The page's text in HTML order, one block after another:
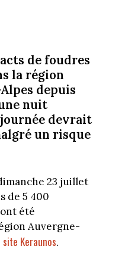
de foudres
la région
depuis
nuit
devrait
un risque
23 juillet
de 5 400
été
Auvergne-
site Keraunos.